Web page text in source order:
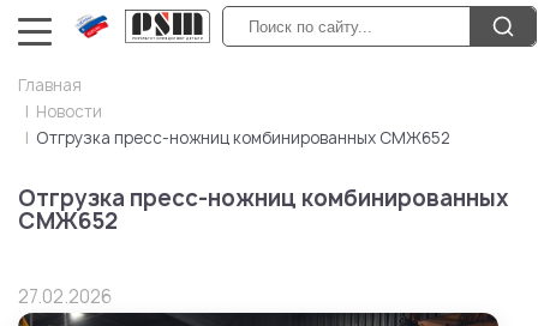
Главная
Новости
Отгрузка пресс-ножниц комбинированных СМЖ652
Отгрузка пресс-ножниц комбинированных
СМЖ652
27.02.2026